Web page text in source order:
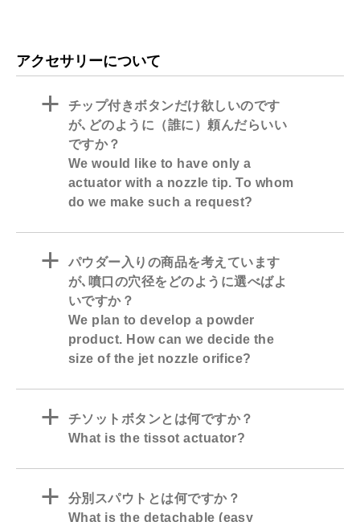
アクセサリーについて
a
チップ付きボタンだけ欲しいのです
が､どのように（誰に）頼んだらいい
ですか？
We would like to have only a
actuator with a nozzle tip. To whom
do we make such a request?
a
パウダー入りの商品を考えています
が､噴口の穴径をどのように選べばよ
いですか？
We plan to develop a powder
product. How can we decide the
size of the jet nozzle orifice?
a
チソットボタンとは何ですか？
What is the tissot actuator?
a
分別スパウトとは何ですか？
What is the detachable (easy